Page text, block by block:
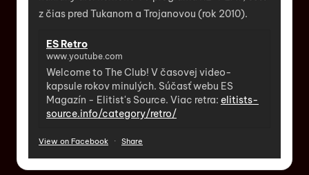
z čias pred Tukanom a Trojanovou (rok 2010).
ES Retro
www.youtube.com
Welcome to The Club! V časovej video-
kapsule rokov minulých. Súčasť webu ES
Magazín - Elitist's Source. Viac retra: elitists-
source.info/category/retro/
View on Facebook · Share